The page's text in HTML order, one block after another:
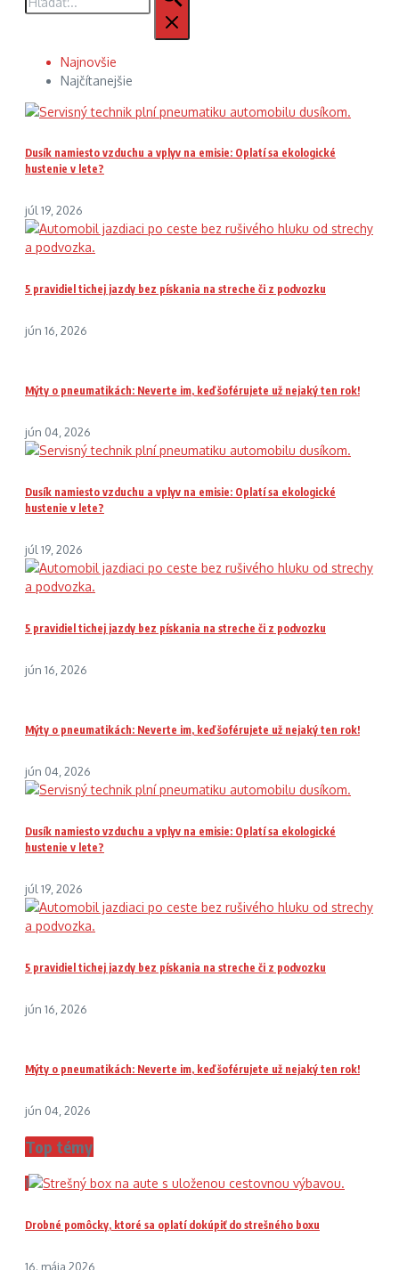
Najnovšie
Najčítanejšie
Dusík namiesto vzduchu a vplyv na emisie: Oplatí sa ekologické
hustenie v lete?
júl 19, 2026
5 pravidiel tichej jazdy bez pískania na streche či z podvozku
jún 16, 2026
Mýty o pneumatikách: Neverte im, keď šoférujete už nejaký ten rok!
jún 04, 2026
Dusík namiesto vzduchu a vplyv na emisie: Oplatí sa ekologické
hustenie v lete?
júl 19, 2026
5 pravidiel tichej jazdy bez pískania na streche či z podvozku
jún 16, 2026
Mýty o pneumatikách: Neverte im, keď šoférujete už nejaký ten rok!
jún 04, 2026
Dusík namiesto vzduchu a vplyv na emisie: Oplatí sa ekologické
hustenie v lete?
júl 19, 2026
5 pravidiel tichej jazdy bez pískania na streche či z podvozku
jún 16, 2026
Mýty o pneumatikách: Neverte im, keď šoférujete už nejaký ten rok!
jún 04, 2026
Top témy
1
Drobné pomôcky, ktoré sa oplatí dokúpiť do strešného boxu
16. mája 2026